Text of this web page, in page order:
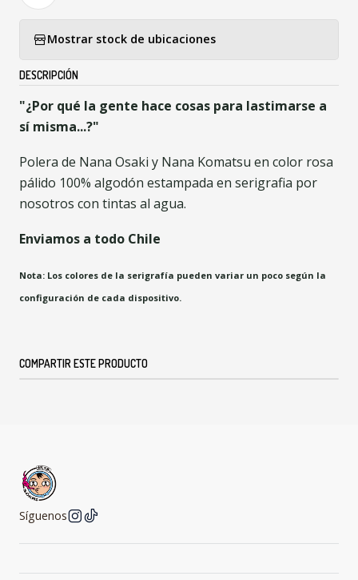
Mostrar stock de ubicaciones
DESCRIPCIÓN
"¿Por qué la gente hace cosas para lastimarse a
sí misma...?"
Polera de Nana Osaki y Nana Komatsu en color rosa
pálido 100% algodón estampada en serigrafia por
nosotros con tintas al agua.
Enviamos a todo Chile
Nota: Los colores de la serigrafía pueden variar un poco según la
configuración de cada dispositivo.
COMPARTIR ESTE PRODUCTO
Síguenos